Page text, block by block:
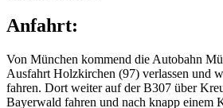
Anfahrt:
Von München kommend die Autobahn
Ausfahrt Holzkirchen (97) verlassen und
fahren. Dort weiter auf der B307 über
Bayerwald fahren und nach knapp einem